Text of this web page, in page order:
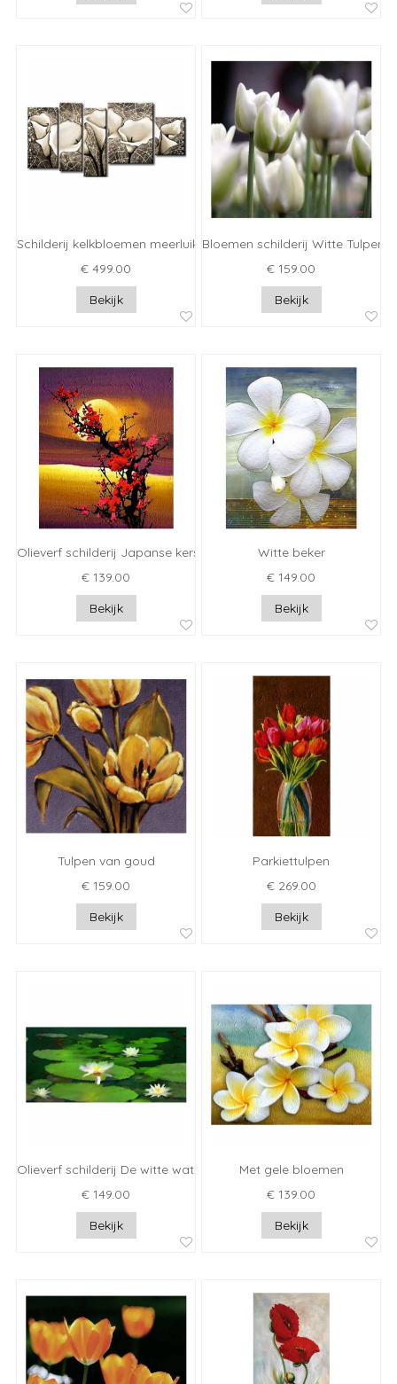
Schilderij kelkbloemen meerluik
€ 499.00
Bekijk
Bloemen schilderij Witte Tulpen
€ 159.00
Bekijk
Olieverf schilderij Japanse kers
€ 139.00
Bekijk
Witte beker
€ 149.00
Bekijk
Tulpen van goud
€ 159.00
Bekijk
Parkiettulpen
€ 269.00
Bekijk
Olieverf schilderij De witte waterlelies
€ 149.00
Bekijk
Met gele bloemen
€ 139.00
Bekijk